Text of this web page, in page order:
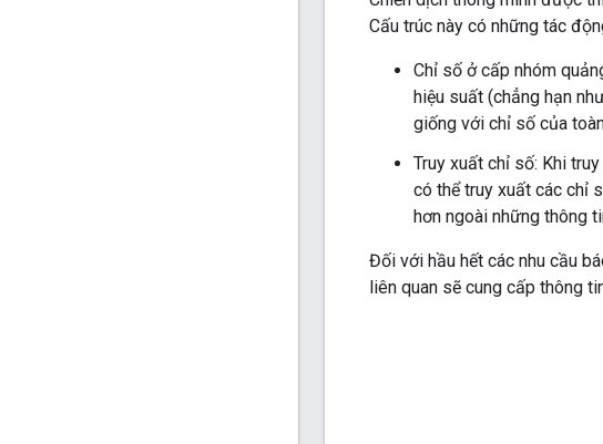
Cấu trúc này có những tác
Chỉ số ở cấp nhóm
hiệu suất (chẳng hạn
giống với chỉ số của
Truy xuất chỉ số: Khi
có thể truy xuất các chỉ
hơn ngoài những thông
Đối với hầu hết các nhu cầu
liên quan sẽ cung cấp thông